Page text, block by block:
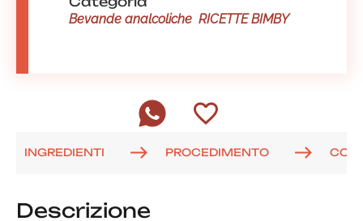
Bevande analcoliche RICETTE BIMBY
INGREDIENTI PROCEDIMENTO
Descrizione